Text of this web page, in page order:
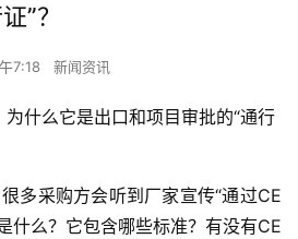
”？
7:18 新闻资讯
什么它是出口和项目审批的“通行
多采购方会听到厂家宣传“通过CE
什么？它包含哪些标准？有没有CE